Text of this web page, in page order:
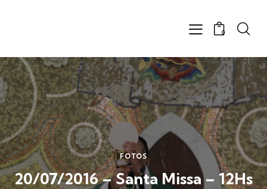
0
FOTOS
20/07/2016 – Santa Missa – 12Hs